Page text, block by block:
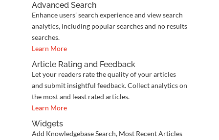
Advanced Search
Enhance users’ search experience and view search
analytics, including popular searches and no results
searches.
Learn More
Article Rating and Feedback
Let your readers rate the quality of your articles
and submit insightful feedback. Collect analytics on
the most and least rated articles.
Learn More
Widgets
Add Knowledgebase Search, Most Recent Articles